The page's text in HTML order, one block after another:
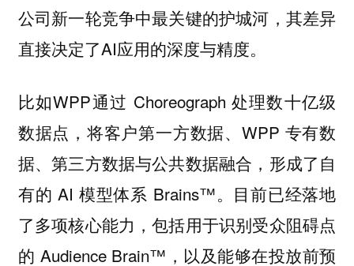
公司新一轮竞争中最关键的护城河，其差异
直接决定了AI应用的深度与精度。
比如WPP通过 Choreograph 处理数十亿级
数据点，将客户第一方数据、WPP 专有数
据、第三方数据与公共数据融合，形成了自
有的 AI 模型体系 Brains™。目前已经落地
了多项核心能力，包括用于识别受众阻碍点
的 Audience Brain™，以及能够在投放前预